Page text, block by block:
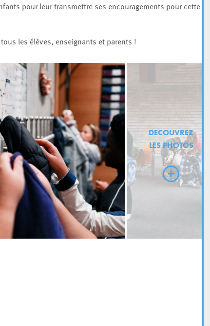
pour leur transmettre ses encouragements pour cette
les élèves, enseignants et parents !
DECOUVREZ
LES PHOTOS